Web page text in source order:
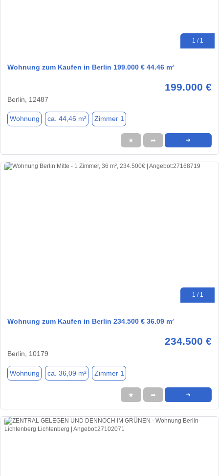
1 / 1
Wohnung zum Kaufen in Berlin 199.000 € 44.46 m²
199.000 €
Berlin, 12487
Wohnung ca. 44,46 m² Zimmer 1
★ ➦ ➜
1 / 1
Wohnung zum Kaufen in Berlin 234.500 € 36.09 m²
234.500 €
Berlin, 10179
Wohnung ca. 36,09 m² Zimmer 1
★ ➦ ➜